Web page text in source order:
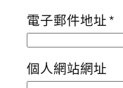
電子郵件地址*
個人網站網址